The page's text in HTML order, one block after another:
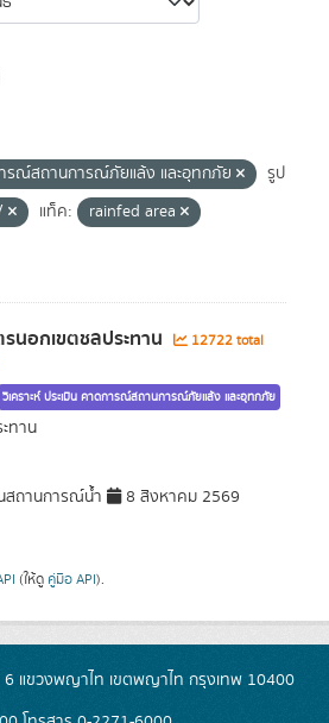
ารณ์สถานการณ์ภัยแล้ง และอุทกภัย
รูป
แท็ค:
rainfed area
นอกเขตชลประทาน
12722 total
วิเคราะห์ ประเมิน คาดการณ์สถานการณ์ภัยแล้ง และอุทกภัย
ทาน
นสถานการณ์น้ำ 8 สิงหาคม 2569
(ให้ดู คู่มือ API).
แขวงพญาไท เขตพญาไท กรุงเทพ 10400